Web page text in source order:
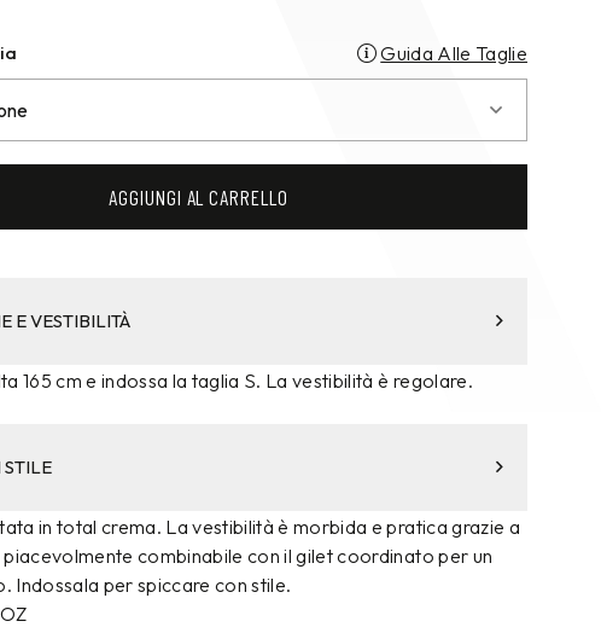
Guida Alle Taglie
AGGIUNGI AL CARRELLO
E VESTIBILITÀ
165 cm e indossa la taglia S. La vestibilità è regolare.
in total crema. La vestibilità è morbida e pratica grazie a
piacevolmente combinabile con il gilet coordinato per un
Indossala per spiccare con stile.